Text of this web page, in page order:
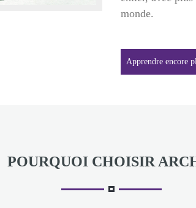
monde.
Apprendre encore
POURQUOI CHOISIR